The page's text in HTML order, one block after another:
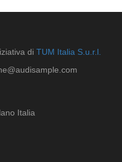
di TUM Italia S.u.r.l.
Italia